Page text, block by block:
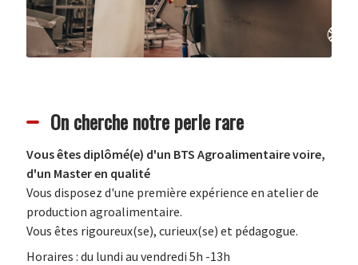
On cherche notre perle rare
Vous êtes diplômé(e) d'un BTS Agroalimentaire voire,
d'un Master en qualité
Vous disposez d'une première expérience en atelier de
production agroalimentaire.
Vous êtes rigoureux(se), curieux(se) et pédagogue.
Horaires : du lundi au vendredi 5h -13h